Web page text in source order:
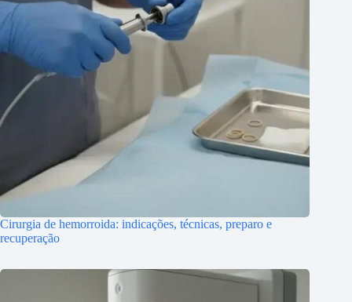
Cirurgia de hemorroida: indicações, técnicas, preparo e
recuperação